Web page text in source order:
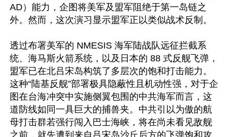
AD）能力，企图将美军及盟军阻绝于第一岛链之
外。然而，这次演习显示盟军正以类似战术反制。
透过布署美军的 NMESIS 海军陆战队远征拦截系
统、海马斯火箭系统，以及日本的 88 式反舰飞弹，
盟军已在北吕宋岛构筑了多层次的饱和打击能力。
这种“陆基反舰”部署极具隐蔽性且机动性强，对于企
图在台海冲突中实施侧翼包围的中共海军而言，这
道防线如同一具巨大的捕兽夹。中共引以为傲的航
母打击群若强行闯入巴士海峡，将在尚未看见敌舰
之前，就先遭到来自吕宋岛沙丘后方的飞弹饱和攻